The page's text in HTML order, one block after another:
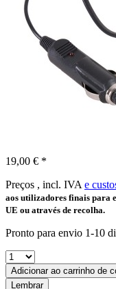
19,00 € *
Preços , incl. IVA e
aos utilizadores finais para
UE ou através de recolha.
Pronto para envio 1-10
Adicionar ao carrinho de
Lembrar